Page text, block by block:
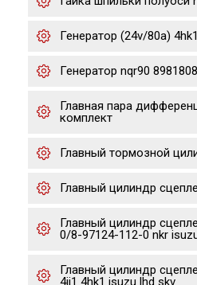
Генератор (24v/80a)
Генератор nqr90
Главная пара
комплект
Главный тормозной
Главный цилиндр
Главный цилиндр
0/8-97124-112-0 nkr
Главный цилиндр
4jj1 4hk1 isuzu lhd skv